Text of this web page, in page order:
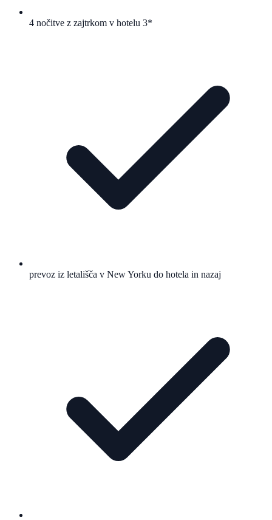
4 nočitve z zajtrkom v hotelu 3*
prevoz iz letališča v New Yorku do hotela in nazaj